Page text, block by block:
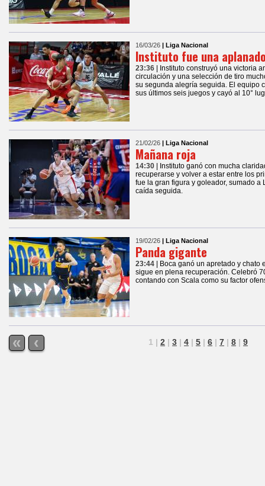
16/03/26 | Liga Nacional
Instituto fue una
23:36
| Instituto construyó una victoria
circulación y una selección de tiro
su segunda alegría seguida. El equipo
sus últimos seis juegos y cayó al 10°
21/02/26 | Liga Nacional
Mañana roja
14:30
| Instituto ganó con mucha
recuperarse y volver a estar entre los
fue la gran figura y goleador, sumado
caída seguida.
19/02/26 | Liga Nacional
Panda gigante
23:44
| Boca ganó un apretado y
sigue en plena recuperación. Celebró
contando con Scala como su factor
« ‹ 1 | 2 | 3 | 4 | 5 | 6 | 7 | 8 | 9